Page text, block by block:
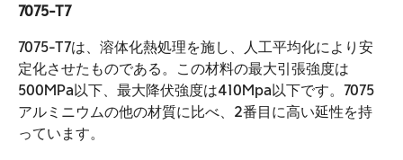
7075-T7
7075-T7は、溶体化熱処理を施し、人工平均化により安
定化させたものである。この材料の最大引張強度は
500MPa以下、最大降伏強度は410Mpa以下です。7075
アルミニウムの他の材質に比べ、2番目に高い延性を持
っています。